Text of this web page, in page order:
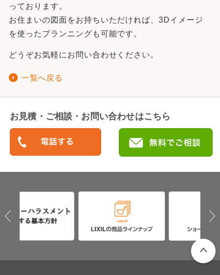
っております。
お住まいの図面をお持ちいただければ、3Dイメージ
を使ったプランニングも可能です。
どうぞお気軽にお問い合わせください。
一覧へ戻る
お見積・ご相談・お問い合わせはこちら